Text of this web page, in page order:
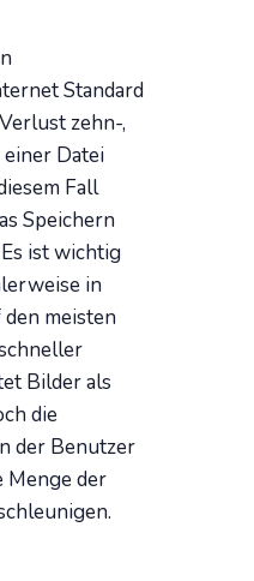
Standard
zehn-,
Datei
Fall
Speichern
ist wichtig
in
meisten
Bilder als
die
der Benutzer
Menge der